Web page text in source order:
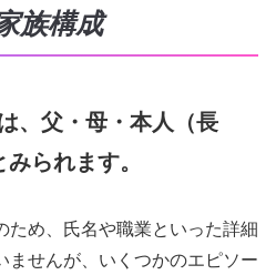
族構成
、父・母・本人（長
られます。
ため、氏名や職業といった詳細
ませんが、いくつかのエピソー